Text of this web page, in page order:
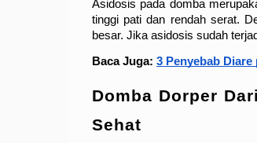
Asidosis pada domba
tinggi pati dan rendah serat.
besar. Jika asidosis sudah
Baca Juga: 3 Penyebab Diare
Domba Dorper
Sehat